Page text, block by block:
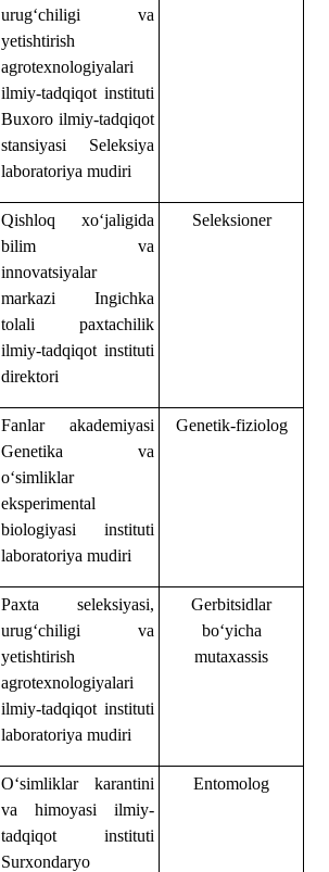
urugʻchiligi va
yetishtirish
agrotexnologiyalari
ilmiy-tadqiqot instituti
Buxoro ilmiy-tadqiqot
stansiyasi Seleksiya
laboratoriya mudiri
Qishloq xoʻjaligida
bilim va
innovatsiyalar
markazi Ingichka
tolali paxtachilik
ilmiy-tadqiqot instituti
direktori
Seleksioner
Fanlar akademiyasi
Genetika va
oʻsimliklar
eksperimental
biologiyasi instituti
laboratoriya mudiri
Genetik-fiziolog
Paxta seleksiyasi,
urugʻchiligi va
yetishtirish
agrotexnologiyalari
ilmiy-tadqiqot instituti
laboratoriya mudiri
Gerbitsidlar
boʻyicha
mutaxassis
Oʻsimliklar karantini
va himoyasi ilmiy-
tadqiqot instituti
Surxondaryo
Entomolog